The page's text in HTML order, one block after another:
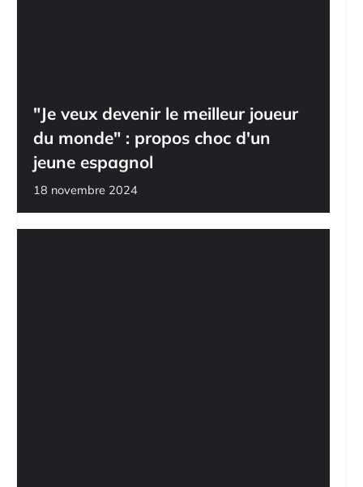
"Je veux devenir le meilleur joueur
du monde" : propos choc d'un
jeune espagnol
18 novembre 2024